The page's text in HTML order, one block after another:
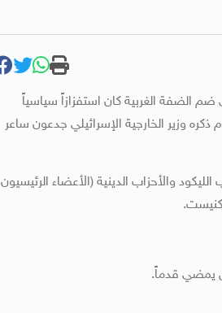
الضفة الغربية كان استفزازاً سياسياً
وزير الخارجية الإسرائيلي جدعون ساعر
والأحزاب الدينية (الأعضاء الرئيسيون
يمضي قدماً.